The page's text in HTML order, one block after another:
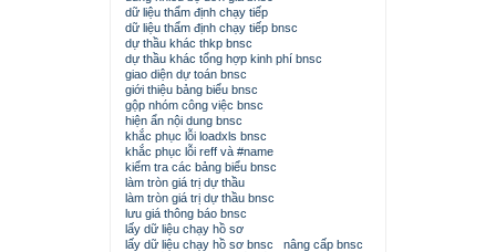
dữ liệu thẩm định chạy tiếp
dữ liệu thẩm định chạy tiếp bnsc
dự thầu khác thkp bnsc
dự thầu khác tổng hợp kinh phí bnsc
giao diện dự toán bnsc
giới thiệu bảng biểu bnsc
gộp nhóm công việc bnsc
hiện ẩn nội dung bnsc
khắc phục lỗi loadxls bnsc
khắc phục lỗi reff và #name
kiểm tra các bảng biểu bnsc
làm tròn giá trị dự thầu
làm tròn giá trị dự thầu bnsc
lưu giá thông báo bnsc
lấy dữ liệu chạy hồ sơ
lấy dữ liệu chạy hồ sơ bnsc
nâng cấp bnsc